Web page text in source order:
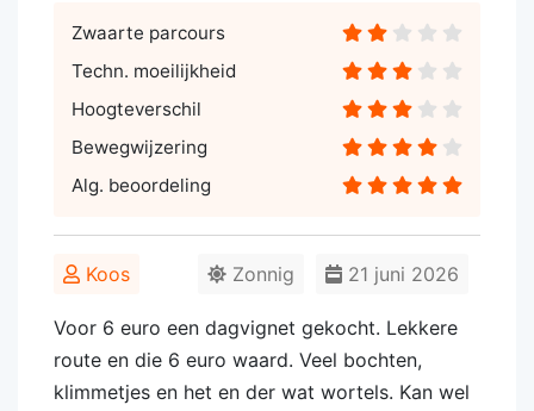
Zwaarte parcours
Techn. moeilijkheid
Hoogteverschil
Bewegwijzering
Alg. beoordeling
Koos 21 juni 2026
Zonnig
Voor 6 euro een dagvignet gekocht. Lekkere
route en die 6 euro waard. Veel bochten,
klimmetjes en het en der wat wortels. Kan wel